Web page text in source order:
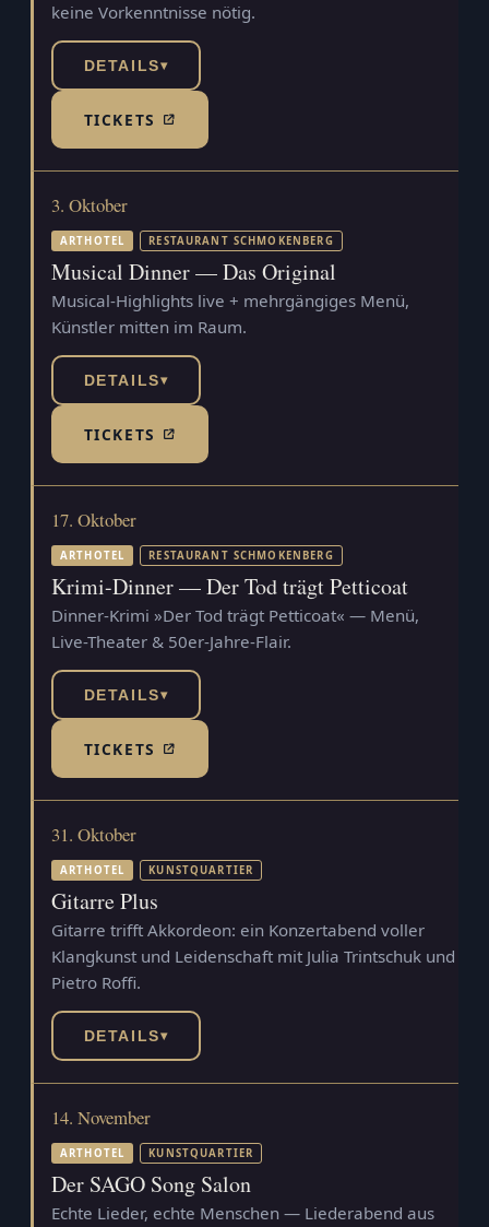
keine Vorkenntnisse nötig.
DETAILS▾
TICKETS(TICKETSHOP, ÖFFNET IN NEUEM TAB)
3. Oktober
ARTHOTEL RESTAURANT SCHMOKENBERG
Musical Dinner — Das Original
Musical-Highlights live + mehrgängiges Menü,
Künstler mitten im Raum.
DETAILS▾
TICKETS(TICKETSHOP, ÖFFNET IN NEUEM TAB)
17. Oktober
ARTHOTEL RESTAURANT SCHMOKENBERG
Krimi-Dinner — Der Tod trägt Petticoat
Dinner-Krimi »Der Tod trägt Petticoat« — Menü,
Live-Theater & 50er-Jahre-Flair.
DETAILS▾
TICKETS(TICKETSHOP, ÖFFNET IN NEUEM TAB)
31. Oktober
ARTHOTEL KUNSTQUARTIER
Gitarre Plus
Gitarre trifft Akkordeon: ein Konzertabend voller
Klangkunst und Leidenschaft mit Julia Trintschuk und
Pietro Roffi.
DETAILS▾
14. November
ARTHOTEL KUNSTQUARTIER
Der SAGO Song Salon
Echte Lieder, echte Menschen — Liederabend aus